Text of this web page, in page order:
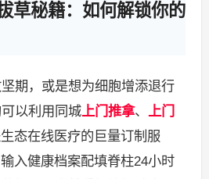
草秘籍：如何解锁你的
期，或是想为细胞增添退行
以利用同城上门推拿、
上门
态在线医疗的巨量订制服
入健康档案配填脊柱24小时